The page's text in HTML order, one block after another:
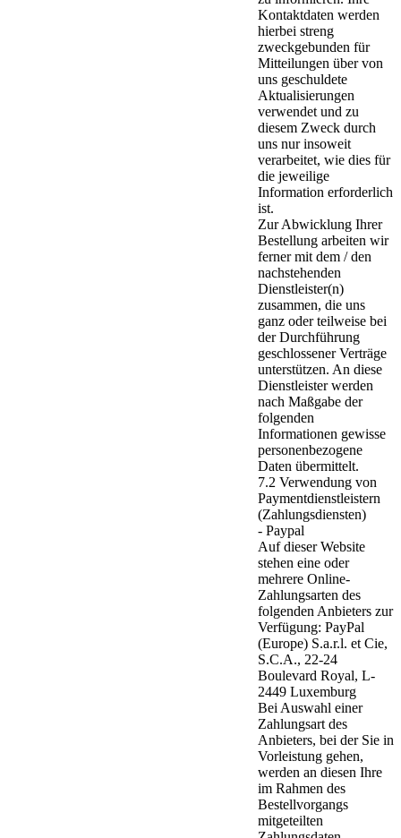
Kontaktdaten werden
hierbei streng
zweckgebunden für
Mitteilungen über von
uns geschuldete
Aktualisierungen
verwendet und zu
diesem Zweck durch
uns nur insoweit
verarbeitet, wie dies für
die jeweilige
Information erforderlich
ist.
Zur Abwicklung Ihrer
Bestellung arbeiten wir
ferner mit dem / den
nachstehenden
Dienstleister(n)
zusammen, die uns
ganz oder teilweise bei
der Durchführung
geschlossener Verträge
unterstützen. An diese
Dienstleister werden
nach Maßgabe der
folgenden
Informationen gewisse
personenbezogene
Daten übermittelt.
7.2 Verwendung von
Paymentdienstleistern
(Zahlungsdiensten)
- Paypal
Auf dieser Website
stehen eine oder
mehrere Online-
Zahlungsarten des
folgenden Anbieters zur
Verfügung: PayPal
(Europe) S.a.r.l. et Cie,
S.C.A., 22-24
Boulevard Royal, L-
2449 Luxemburg
Bei Auswahl einer
Zahlungsart des
Anbieters, bei der Sie in
Vorleistung gehen,
werden an diesen Ihre
im Rahmen des
Bestellvorgangs
mitgeteilten